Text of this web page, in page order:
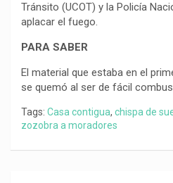
Tránsito (UCOT) y la Policía
aplacar el fuego.
PARA SABER
El material que estaba en el
se quemó al ser de fácil
Tags: Casa contigua, chispa de
zozobra a moradores